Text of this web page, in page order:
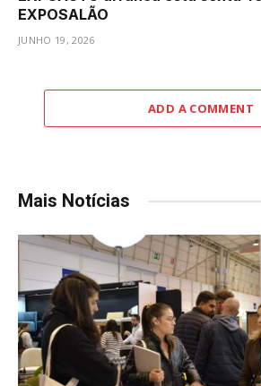
EXPOSALÃO
JUNHO 19, 2026
ADD A COMMENT
Mais Notícias